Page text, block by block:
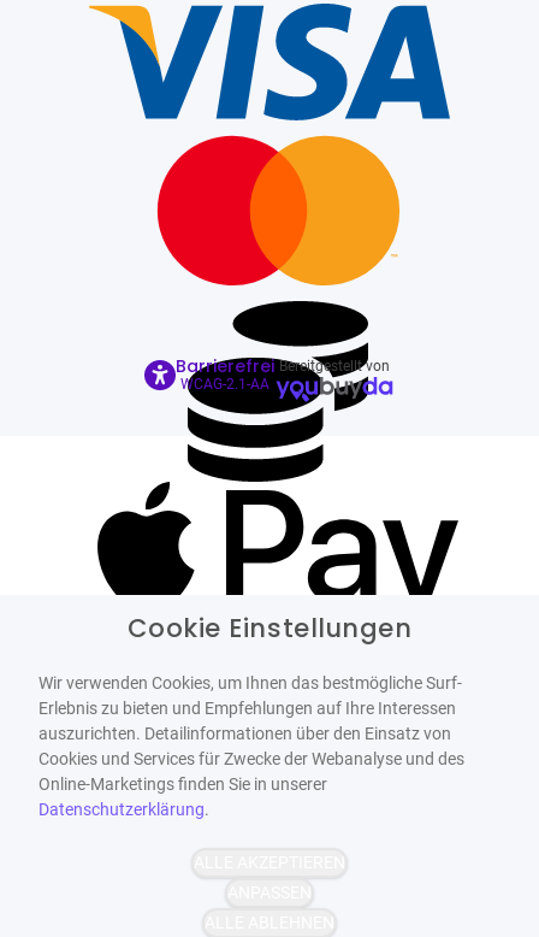
Barrierefrei
WCAG-2.1-AA
Bereitgestellt von
Cookie Einstellungen
Wir verwenden Cookies, um Ihnen das bestmögliche Surf-
Erlebnis zu bieten und Empfehlungen auf Ihre Interessen
auszurichten. Detailinformationen über den Einsatz von
Cookies und Services für Zwecke der Webanalyse und des
Online-Marketings finden Sie in unserer
Datenschutzerklärung.
ALLE AKZEPTIEREN
ANPASSEN
ALLE ABLEHNEN